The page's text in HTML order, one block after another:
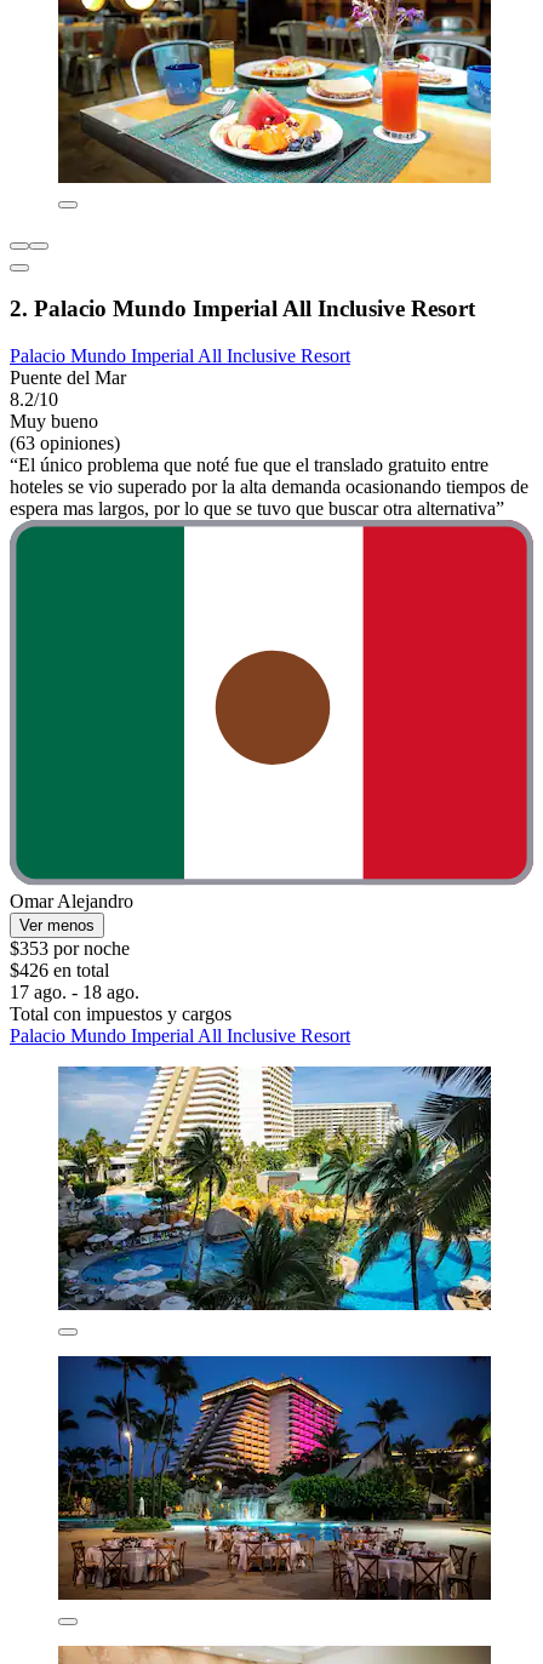
2. Palacio Mundo Imperial All Inclusive Resort
Palacio Mundo Imperial All Inclusive Resort
Puente del Mar
8.2/10
Muy bueno
(63 opiniones)
“El único problema que noté fue que el translado gratuito entre
hoteles se vio superado por la alta demanda ocasionando tiempos de
espera mas largos, por lo que se tuvo que buscar otra alternativa”
Omar Alejandro
Ver menos
$353 por noche
$426 en total
17 ago. - 18 ago.
Total con impuestos y cargos
Palacio Mundo Imperial All Inclusive Resort